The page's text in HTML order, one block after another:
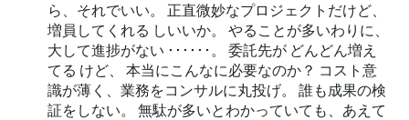
ら、それでいい。 正直微妙なプロジェクトだけど、
増員してくれる しいいか。 やることが多いわりに、
大して進捗がない ･･････。 委託先が どんどん増え
てる けど、 本当にこんなに必要なのか？ コスト意
識が薄く、業務をコンサルに丸投げ。 誰も成果の検
証をしない。 無駄が多いとわかっていても、あえて